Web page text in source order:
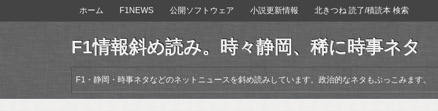
ホーム F1NEWS 公開ソフトウェア 小説更新情報 北きつね 読了/積読本 検索
F1情報斜め読み。時々静岡、稀に時事ネタ
F1・静岡・時事ネタなどのネットニュースを斜め読みしています。政治的なネタもぶっこみます。